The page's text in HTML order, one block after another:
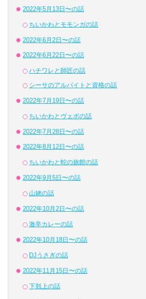
2022年5月13日〜の話
ちいかわとモモンガの話
2022年6月2日〜の話
2022年6月22日〜の話
ハチワレと師匠の話
シーサのアルバイトと資格の話
2022年7月19日〜の話
ちいかわとヴェポの話
2022年7月28日〜の話
2022年8月12日〜の話
ちいかわと蛇の旅館の話
2022年9月5日〜の話
山姥の話
2022年10月2日〜の話
激辛カレーの話
2022年10月18日〜の話
DJうさぎの話
2022年11月15日〜の話
下剋上の話